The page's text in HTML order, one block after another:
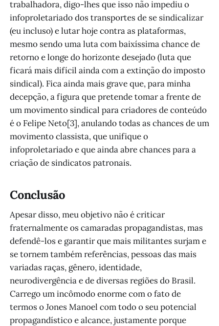
trabalhadora, digo-lhes que isso não impediu o
infoproletariado dos transportes de se sindicalizar
(eu incluso) e lutar hoje contra as plataformas,
mesmo sendo uma luta com baixíssima chance de
retorno e longe do horizonte desejado (luta que
ficará mais difícil ainda com a extinção do imposto
sindical). Fica ainda mais grave que, para minha
decepção, a figura que pretende tomar a frente de
um movimento sindical para criadores de conteúdo
é o Felipe Neto[3], anulando todas as chances de um
movimento classista, que unifique o
infoproletariado e que ainda abre chances para a
criação de sindicatos patronais.
Conclusão
Apesar disso, meu objetivo não é criticar
fraternalmente os camaradas propagandistas, mas
defendê-los e garantir que mais militantes surjam e
se tornem também referências, pessoas das mais
variadas raças, gênero, identidade,
neurodivergência e de diversas regiões do Brasil.
Carrego um incômodo enorme com o fato de
termos o Jones Manoel com todo o seu potencial
propagandístico e alcance, justamente porque